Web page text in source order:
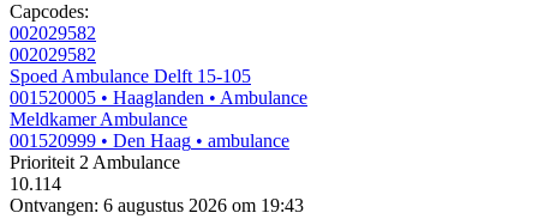
Capcodes:
002029582
002029582
Spoed Ambulance Delft 15-105
001520005 • Haaglanden • Ambulance
Meldkamer Ambulance
001520999 • Den Haag • ambulance
Prioriteit 2 Ambulance
10.114
Ontvangen: 6 augustus 2026 om 19:43